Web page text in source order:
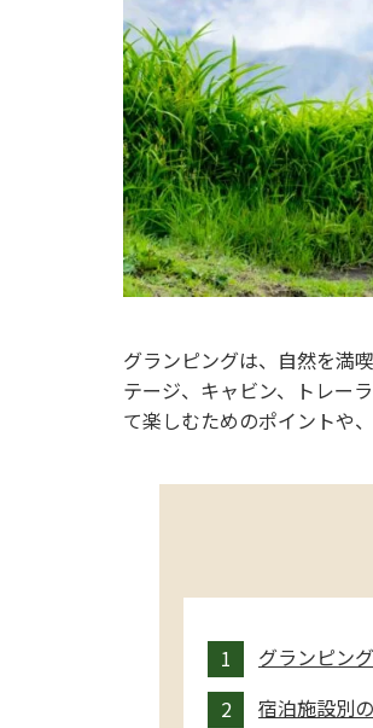
グランピングは、自然を満
テージ、キャビン、トレー
て楽しむためのポイントや
グランピン
宿泊施設別